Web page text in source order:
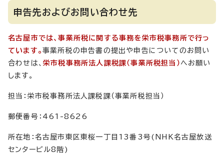
申告先およびお問い合わせ先
名古屋市では、事業所税に関する事務を栄市税事務所で行っ
ています。 事業所税の申告書の提出や申告についてのお問い
合わせは、 栄市税事務所法人課税課（事業所税担当） へお願い
します。
担当：栄市税事務所法人課税課（事業所税担当）
郵便番号：461-8626
所在地：名古屋市東区東桜一丁目13番3号(NHK名古屋放送
センタービル8階)